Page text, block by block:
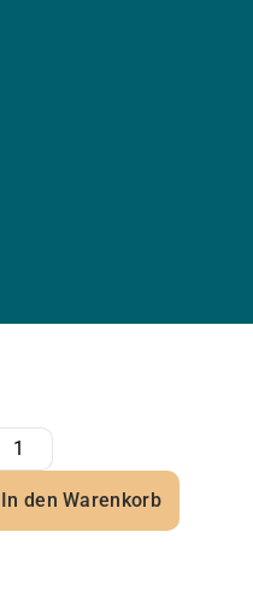
In den Warenkorb